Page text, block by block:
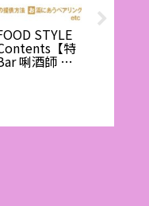
STYLE
【特
唎酒師 ～
ーションカ